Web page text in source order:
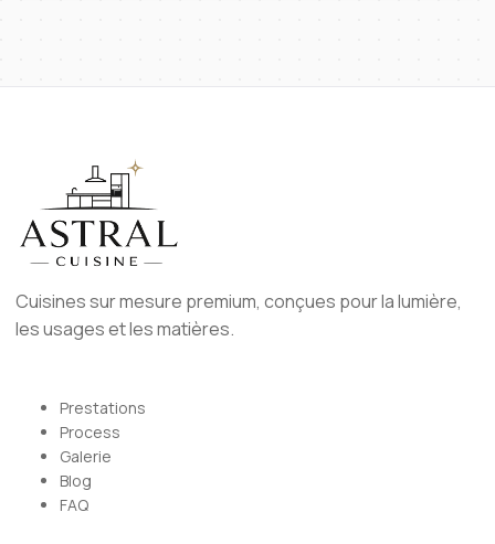
Cuisines sur mesure premium, conçues pour la lumière,
les usages et les matières.
Prestations
Process
Galerie
Blog
FAQ